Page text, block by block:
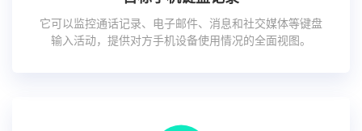
它可以监控通话记录、电子邮件、消息和社交媒体等键盘
输入活动，提供对方手机设备使用情况的全面视图。